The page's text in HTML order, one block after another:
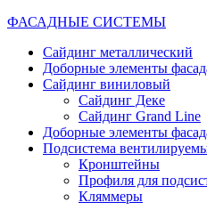
ФАСАДНЫЕ СИСТЕМЫ
Сайдинг металлический
Доборные элементы
Сайдинг виниловый
Сайдинг Деке
Сайдинг Grand Line
Доборные элементы
Подсистема
Кронштейны
Профиля для
Кляммеры